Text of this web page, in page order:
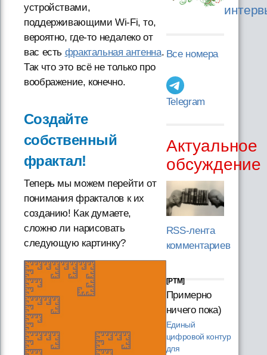
устройствами,
поддерживающими Wi-Fi, то,
вероятно, где-то недалеко от
вас есть фрактальная антенна.
Так что это всё не только про
воображение, конечно.
Создайте
собственный
фрактал!
Теперь мы можем перейти от
понимания фракталов к их
созданию! Как думаете,
сложно ли нарисовать
следующую картинку?
Все номера
Telegram
Актуальное
обсуждение
RSS-лента
комментариев
[PTM]
Примерно
ничего пока)
Единый
цифровой контур
для